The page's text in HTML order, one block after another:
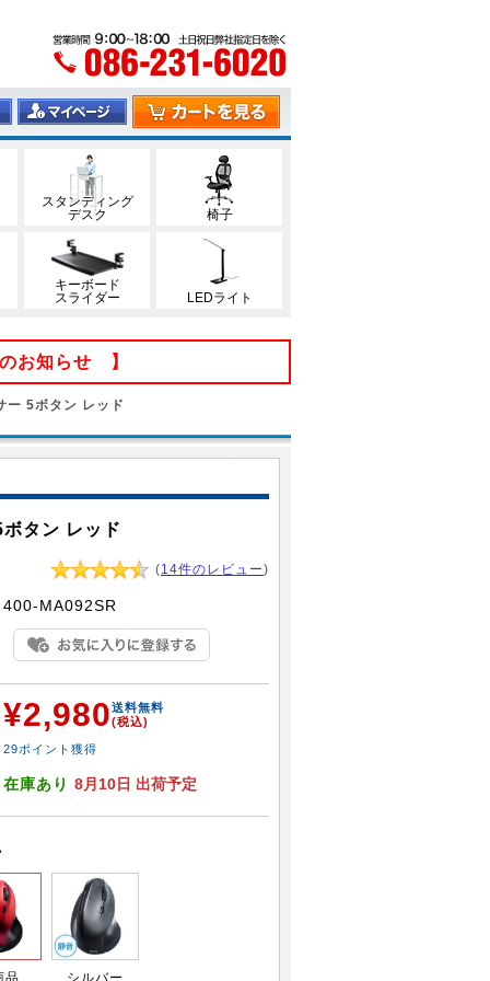
スタンディング
デスク
椅子
キーボード
スライダー
LEDライト
お知らせ 】
ー 5ボタン レッド
タン レッド
(14件のレビュー)
400-MA092SR
¥2,980送料無料
(税込)
29ポイント獲得
在庫あり 8月10日 出荷予定
品 シルバー